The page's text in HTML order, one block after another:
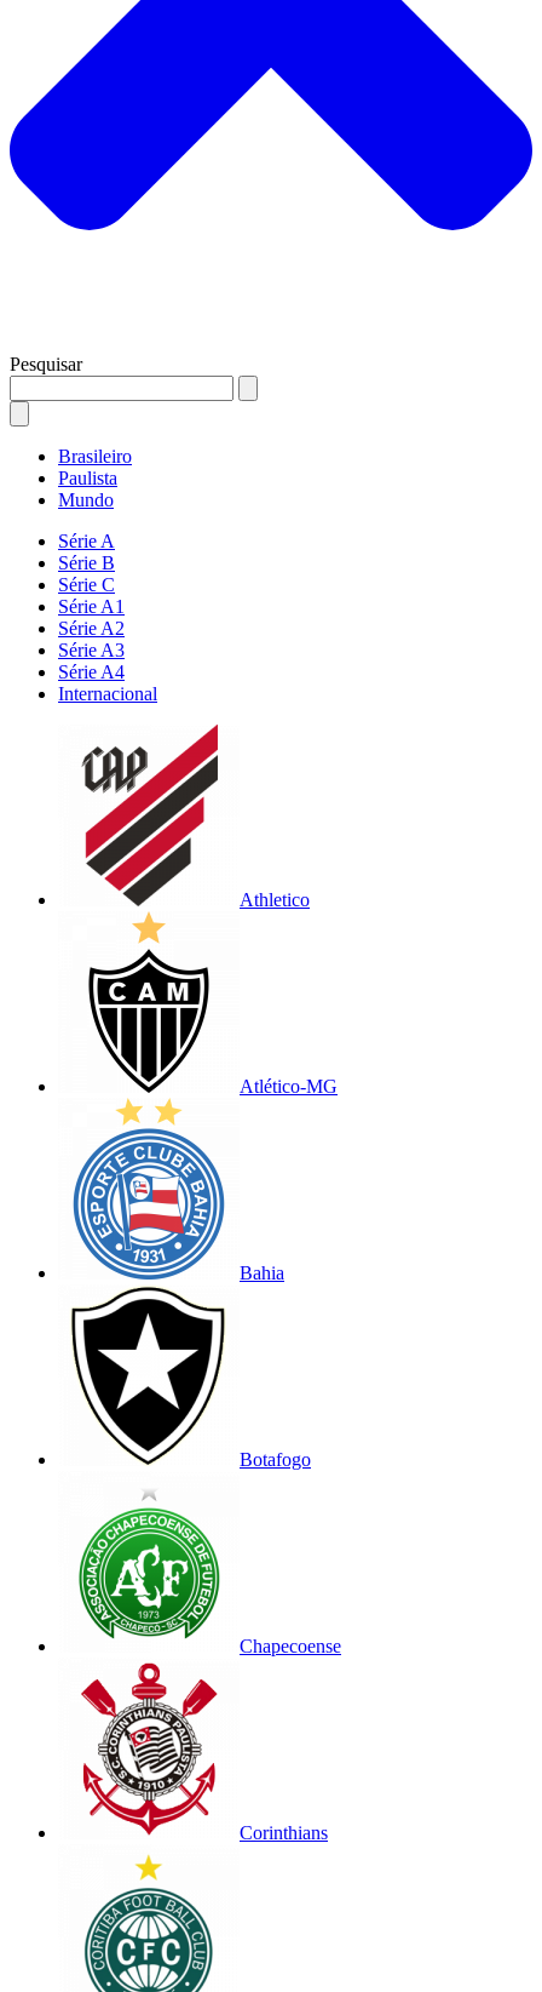
Pesquisar
Brasileiro
Paulista
Mundo
Série A
Série B
Série C
Série A1
Série A2
Série A3
Série A4
Internacional
Athletico
Atlético-MG
Bahia
Botafogo
Chapecoense
Corinthians